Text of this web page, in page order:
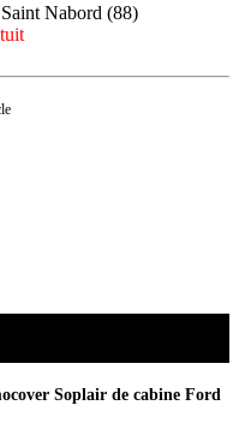
Nabord (88)
Soplair de cabine Ford